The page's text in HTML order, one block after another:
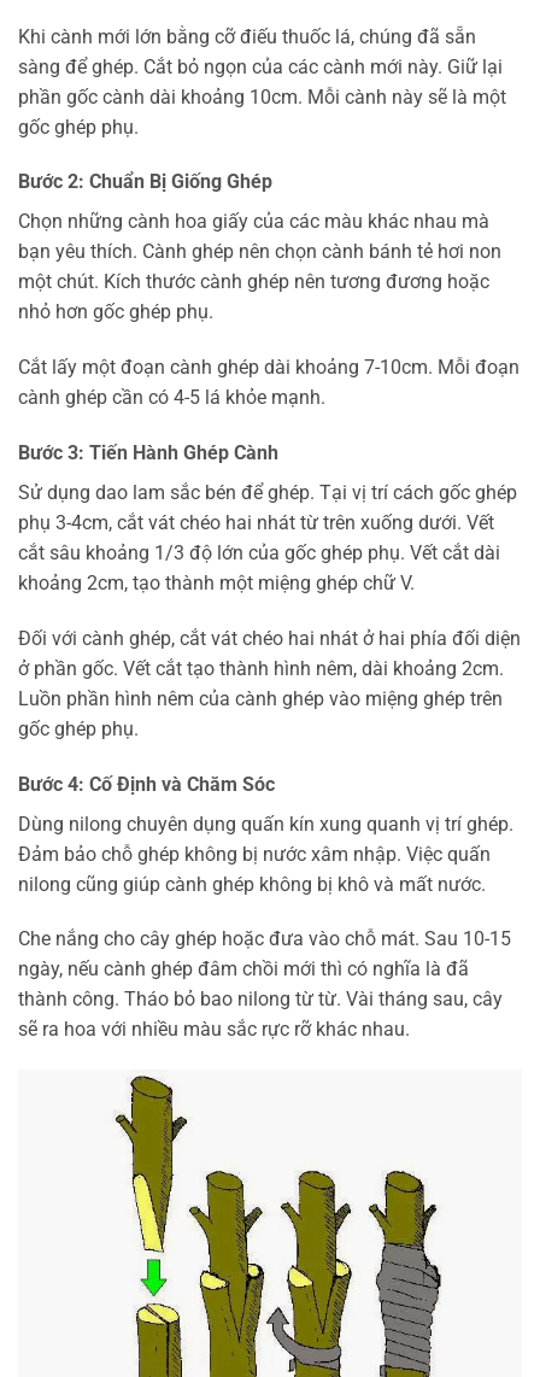
Khi cành mới lớn bằng cỡ điếu thuốc lá, chúng đã sẵn
sàng để ghép. Cắt bỏ ngọn của các cành mới này. Giữ lại
phần gốc cành dài khoảng 10cm. Mỗi cành này sẽ là một
gốc ghép phụ.
Bước 2: Chuẩn Bị Giống Ghép
Chọn những cành hoa giấy của các màu khác nhau mà
bạn yêu thích. Cành ghép nên chọn cành bánh tẻ hơi non
một chút. Kích thước cành ghép nên tương đương hoặc
nhỏ hơn gốc ghép phụ.
Cắt lấy một đoạn cành ghép dài khoảng 7-10cm. Mỗi đoạn
cành ghép cần có 4-5 lá khỏe mạnh.
Bước 3: Tiến Hành Ghép Cành
Sử dụng dao lam sắc bén để ghép. Tại vị trí cách gốc ghép
phụ 3-4cm, cắt vát chéo hai nhát từ trên xuống dưới. Vết
cắt sâu khoảng 1/3 độ lớn của gốc ghép phụ. Vết cắt dài
khoảng 2cm, tạo thành một miệng ghép chữ V.
Đối với cành ghép, cắt vát chéo hai nhát ở hai phía đối diện
ở phần gốc. Vết cắt tạo thành hình nêm, dài khoảng 2cm.
Luồn phần hình nêm của cành ghép vào miệng ghép trên
gốc ghép phụ.
Bước 4: Cố Định và Chăm Sóc
Dùng nilong chuyên dụng quấn kín xung quanh vị trí ghép.
Đảm bảo chỗ ghép không bị nước xâm nhập. Việc quấn
nilong cũng giúp cành ghép không bị khô và mất nước.
Che nắng cho cây ghép hoặc đưa vào chỗ mát. Sau 10-15
ngày, nếu cành ghép đâm chồi mới thì có nghĩa là đã
thành công. Tháo bỏ bao nilong từ từ. Vài tháng sau, cây
sẽ ra hoa với nhiều màu sắc rực rỡ khác nhau.